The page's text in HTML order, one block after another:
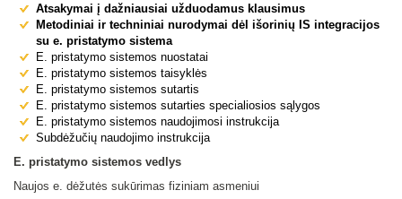
Atsakymai į dažniausiai užduodamus klausimus
Metodiniai ir techniniai nurodymai dėl išorinių IS integracijos
su e. pristatymo sistema
E. pristatymo sistemos nuostatai
E. pristatymo sistemos taisyklės
E. pristatymo sistemos sutartis
E. pristatymo sistemos sutarties specialiosios sąlygos
E. pristatymo sistemos naudojimosi instrukcija
Subdėžučių naudojimo instrukcija
E. pristatymo sistemos vedlys
Naujos e. dėžutės sukūrimas fiziniam asmeniui